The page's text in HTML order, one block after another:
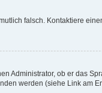
falsch. Kontaktiere
Administrator, ob er das
werden (siehe Link am